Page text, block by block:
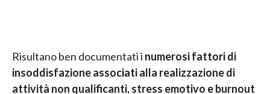
Risultano ben documentati i numerosi fattori di
insoddisfazione associati alla realizzazione di
attività non qualificanti, stress emotivo e burnout